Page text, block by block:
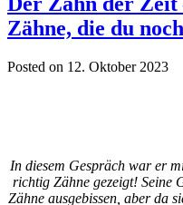
Zähne, die du
Posted on 12. Oktober 2023
In diesem Gespräch war er
richtig Zähne gezeigt! Seine
Zähne ausgebissen, aber da